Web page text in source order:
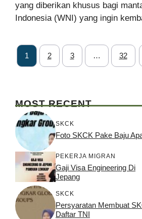
yang diberikan khusus bagi
Indonesia (WNI) yang ingin
1 2 3 … 32
MOST RECENT
SKCK
Foto SKCK Pake Baju
PEKERJA MIGRAN
Gaji Visa Engineering Di
Jepang
SKCK
Persyaratan Membuat
Daftar TNI